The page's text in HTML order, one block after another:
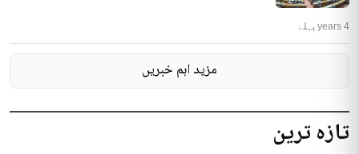
تازہ ترین
4 years پہلے
مزید اہم خبریں